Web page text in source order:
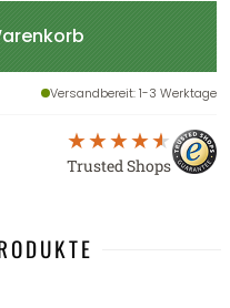
Versandbereit: 1-3 Werktage
Trusted Shops